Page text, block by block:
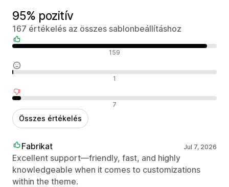
95% pozitív
167 értékelés az összes sablonbeállításhoz
Pozitív értékelések 159
Semleges értékelések 1
Negatív értékelések 7
Összes értékelés
Fabrikat Jul 7, 2026
Excellent support—friendly, fast, and highly
knowledgeable when it comes to customizations
within the theme.